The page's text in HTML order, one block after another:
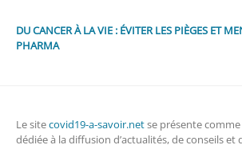
DU CANCER À LA VIE : ÉVITER LES PIÈGES ET
PHARMA
Le sitecovid19-a-savoir.netse présente
dédiée à la diffusion d’actualités, de conseils et